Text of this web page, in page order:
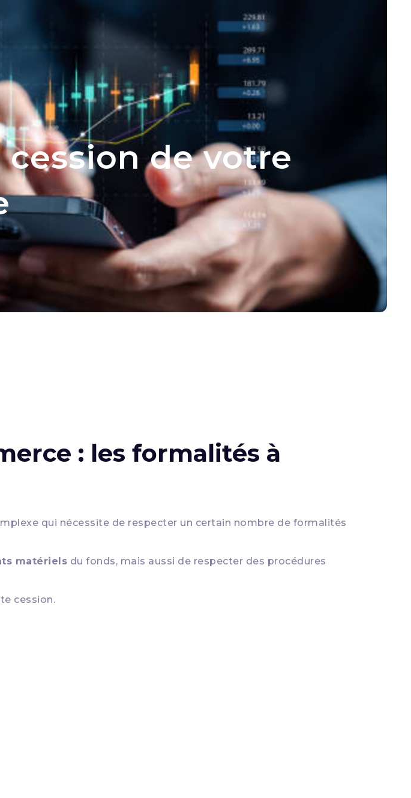
de votre
: les formalités à
qui nécessite de respecter un certain nombre de formalités
matériels du fonds, mais aussi de respecter des procédures
cession.